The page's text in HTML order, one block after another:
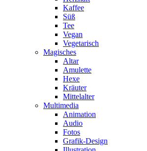
Kaffee
Süß
Tee
Vegan
Vegetarisch
Magisches
Altar
Amulette
Hexe
Kräuter
Mittelalter
Multimedia
Animation
Audio
Fotos
Grafik-Design